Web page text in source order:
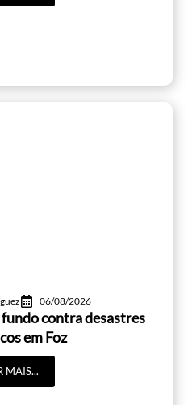
06/08/2026
contra desastres
em Foz
MAIS...